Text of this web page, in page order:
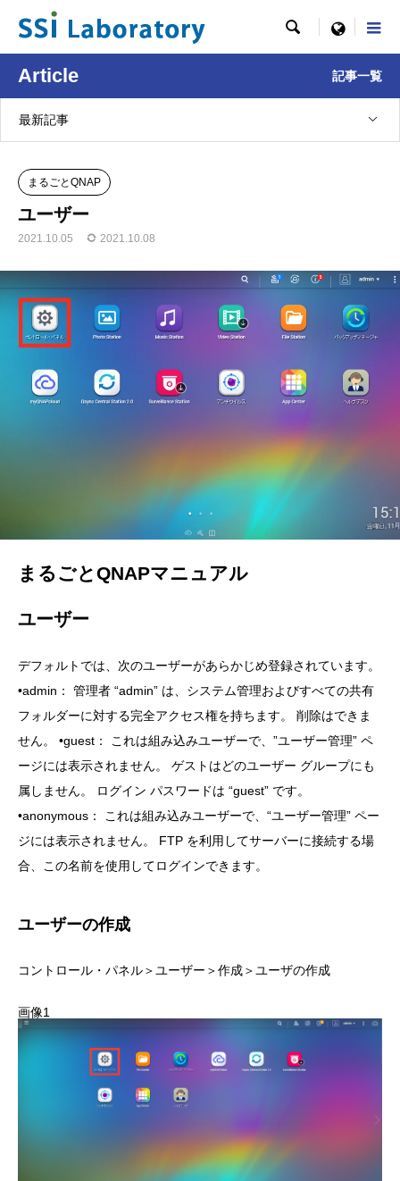
 menu
Article 記事一覧
最新記事
まるごとQNAP
ユーザー
2021.10.05 2021.10.08
まるごとQNAPマニュアル
ユーザー
デフォルトでは、次のユーザーがあらかじめ登録されています。
•admin： 管理者 “admin” は、システム管理およびすべての共有
フォルダーに対する完全アクセス権を持ちます。 削除はできま
せん。 •guest： これは組み込みユーザーで、”ユーザー管理” ペ
ージには表示されません。 ゲストはどのユーザー グループにも
属しません。 ログイン パスワードは “guest” です。
•anonymous： これは組み込みユーザーで、“ユーザー管理” ペー
ジには表示されません。 FTP を利用してサーバーに接続する場
合、この名前を使用してログインできます。
ユーザーの作成
コントロール・パネル＞ユーザー＞作成＞ユーザの作成
画像1